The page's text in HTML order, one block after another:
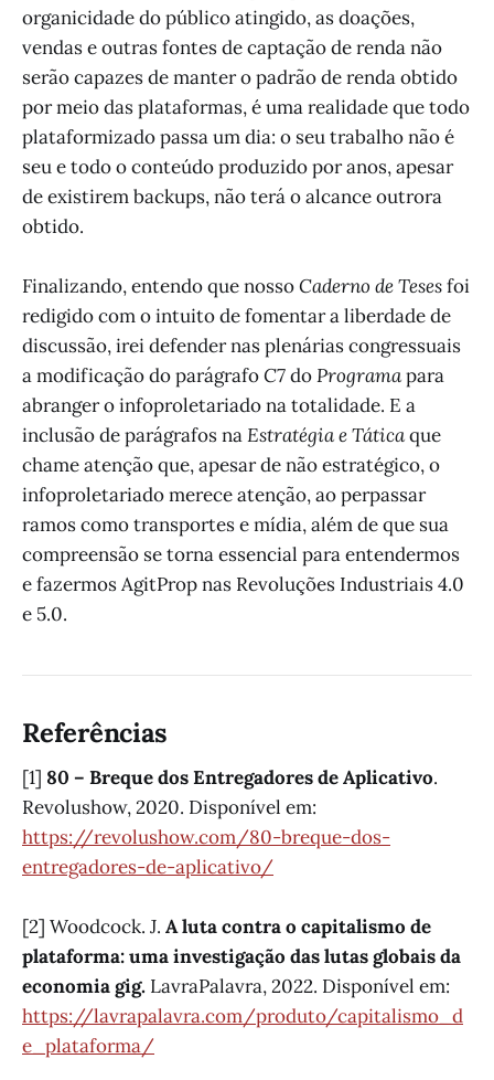
organicidade do público atingido, as doações,
vendas e outras fontes de captação de renda não
serão capazes de manter o padrão de renda obtido
por meio das plataformas, é uma realidade que todo
plataformizado passa um dia: o seu trabalho não é
seu e todo o conteúdo produzido por anos, apesar
de existirem backups, não terá o alcance outrora
obtido.
Finalizando, entendo que nossoCaderno de Tesesfoi
redigido com o intuito de fomentar a liberdade de
discussão, irei defender nas plenárias congressuais
a modificação do parágrafoC7doProgramapara
abranger o infoproletariado na totalidade. E a
inclusão de parágrafos naEstratégia e Táticaque
chame atenção que, apesar de não estratégico, o
infoproletariado merece atenção, ao perpassar
ramos como transportes e mídia, além de que sua
compreensão se torna essencial para entendermos
e fazermos AgitProp nas Revoluções Industriais 4.0
e 5.0.
Referências
[1] 80 – Breque dos Entregadores de Aplicativo.
Revolushow, 2020. Disponível em:
https://revolushow.com/80-breque-dos-
entregadores-de-aplicativo/
[2] Woodcock. J. A luta contra o capitalismo de
plataforma: uma investigação das lutas globais da
economia gig. LavraPalavra, 2022. Disponível em:
https://lavrapalavra.com/produto/capitalismo_d
e_plataforma/